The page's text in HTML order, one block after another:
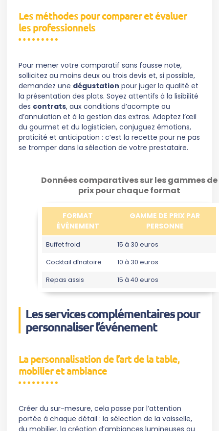
Les méthodes pour comparer et évaluer
les professionnels
Pour mener votre comparatif sans fausse note,
sollicitez au moins deux ou trois devis et, si possible,
demandez une dégustation pour juger la qualité et
la présentation des plats. Soyez attentifs à la lisibilité
des contrats, aux conditions d’acompte ou
d’annulation et à la gestion des extras. Adoptez l’œil
du gourmet et du logisticien, conjuguez émotions,
praticité et anticipation : c’est la recette pour ne pas
se tromper dans la sélection de votre prestataire.
Données comparatives sur les gammes de
prix pour chaque format
FORMAT
ÉVÉNEMENT
GAMME DE PRIX PAR
PERSONNE
Buffet froid 15 à 30 euros
Cocktail dînatoire 10 à 30 euros
Repas assis 15 à 40 euros
Les services complémentaires pour
personnaliser l’événement
La personnalisation de l’art de la table,
mobilier et ambiance
Créer du sur-mesure, cela passe par l’attention
portée à chaque détail : la sélection de la vaisselle,